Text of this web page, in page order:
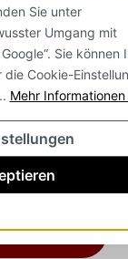
SEIT 2007
eigener
Ohne
nach
Sie unter
Umgang mit
Sie können
Cookie-
Mehr Informationen